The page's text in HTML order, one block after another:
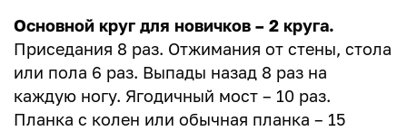
Основной круг для новичков – 2 круга.
Приседания 8 раз. Отжимания от стены, стола
или пола 6 раз. Выпады назад 8 раз на
каждую ногу. Ягодичный мост – 10 раз.
Планка с колен или обычная планка – 15